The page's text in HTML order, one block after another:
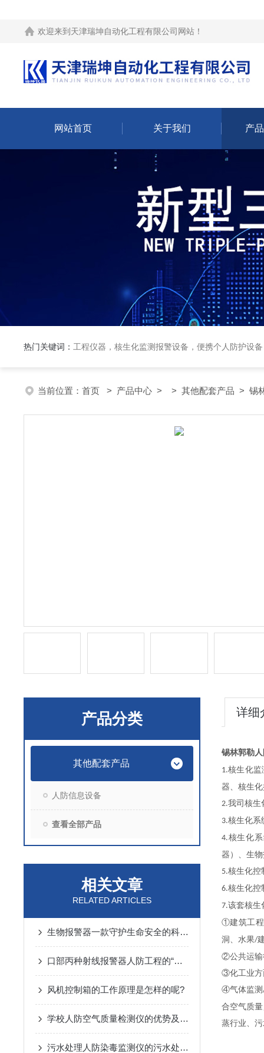
欢迎来到 天津瑞坤自动化工程有限公司网站 ！
网站首页 关于我们 产
热门关键词： 工程仪器，核生化监测报警设备，便携个人防护设
当前位置： 首页 > 产品中心 > > 其他配套产品 > 锡
产品分类
其他配套产品
人防信息设备
查看全部产品
相关文章
RELATED ARTICLES
生物报警器一款守护生命安全的科技哨兵
口部丙种射线报警器人防工程的“核生化”哨兵
风机控制箱的工作原理是怎样的呢?
学校人防空气质量检测仪的优势及监测方案
污水处理人防染毒监测仪的污水处理常规化验操作
详细
锡林郭勒
1.核生化监
器、核生
2.我司核生
3.核生化系
4.核生化
器）、生
5.核生化控
6.核生化控
7.该套核生
①建筑工
洞、水果/
②公共运输
③化工业方
④气体监测
合空气质
蒸行业、